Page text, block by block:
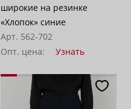
широкие на резинке
«Хлопок» синие
Арт. 562-702
Опт. цена:
Узнать